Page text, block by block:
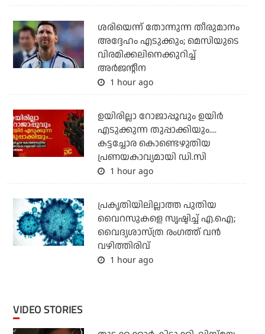
ശരിയെന്ന് തോന്നുന്ന തീരുമാനം
അദ്ദേഹം എടുക്കും; മെസിയുടെ
വിരമിക്കലിനെക്കുറിച്ച്
അര്‍ജന്റീന
1 hour ago
ഉയിരില്ലാ റോജാപ്പൂവും ഉയിര്‍
എടുക്കുന്ന തുപ്പാക്കിയും....
കട്ടച്ചോര കൊണ്ടെഴുതിയ
പ്രണയകാവ്യമായി ഡി.സി
1 hour ago
പ്രകൃതിയിലില്ലാത്ത പുതിയ
വൈറസുകളെ സൃഷ്ടിച്ച് എ.ഐ;
വൈദ്യശാസ്ത്ര രംഗത്ത് വന്‍
വഴിത്തിരിവ്
1 hour ago
VIDEO STORIES